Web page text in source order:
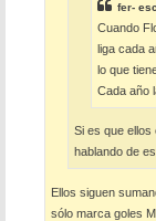
fer-
Cuando
liga cada
lo que
Cada año
Si es que ellos
hablando de
Ellos siguen
sólo marca goles